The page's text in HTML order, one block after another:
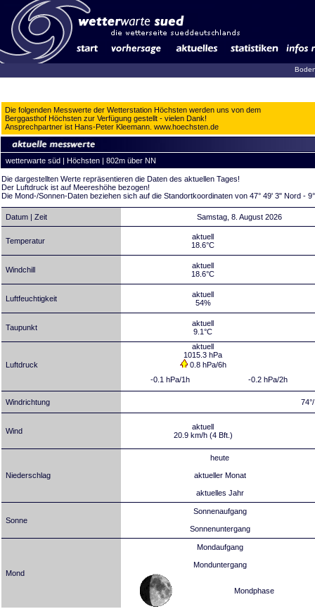
Die folgenden Messwerte der Wetterstation Höchsten werden uns von dem
Berggasthof Höchsten zur Verfügung gestellt - vielen Dank!
Ansprechpartner ist Hans-Peter Kleemann. www.hoechsten.de
wetterwarte süd | Höchsten | 802m über NN
Die dargestellten Werte repräsentieren die Daten des aktuellen Tages!
Der Luftdruck ist auf Meereshöhe bezogen!
Die Mond-/Sonnen-Daten beziehen sich auf die Standortkoordinaten von 47° 49' 3" Nord -
Datum | Zeit Samstag, 8. August 2026
Temperatur
aktuell
18.6°C
Windchill
aktuell
18.6°C
Luftfeuchtigkeit
aktuell
54%
Taupunkt
aktuell
9.1°C
Luftdruck
aktuell
1015.3 hPa
0.8 hPa/6h
-0.1 hPa/1h
-0.2 hPa/2h
Windrichtung
Wind
aktuell
20.9 km/h (4 Bft.)
Niederschlag
heute
aktueller Monat
aktuelles Jahr
Sonne
Sonnenaufgang
Sonnenuntergang
Mond
Mondaufgang
Monduntergang
Mondphase